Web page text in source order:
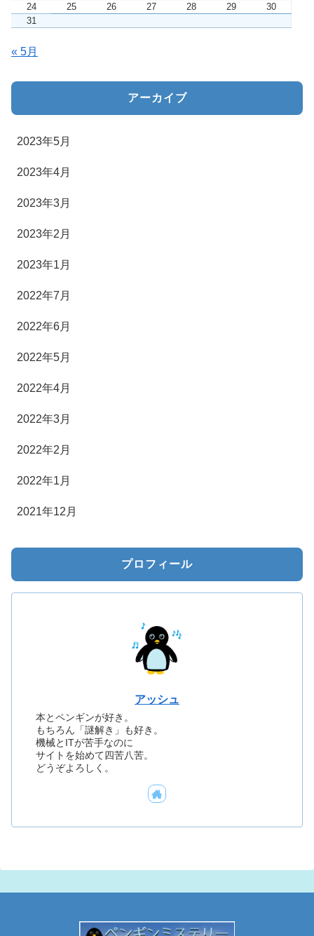
24
25 26 27 28 29
30
31
« 5月
アーカイブ
2023年5月
2023年4月
2023年3月
2023年2月
2023年1月
2022年7月
2022年6月
2022年5月
2022年4月
2022年3月
2022年2月
2022年1月
2021年12月
プロフィール
アッシュ
本とペンギンが好き。
もちろん「謎解き」も好き。
機械とITが苦手なのに
サイトを始めて四苦八苦。
どうぞよろしく。